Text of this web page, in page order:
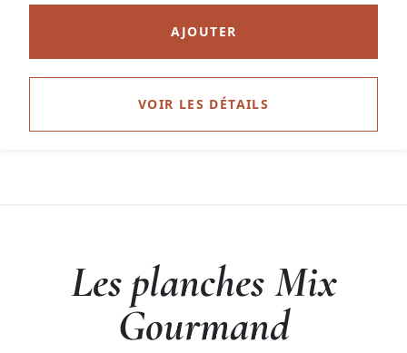
AJOUTER
VOIR LES DÉTAILS
Les planches Mix
Gourmand